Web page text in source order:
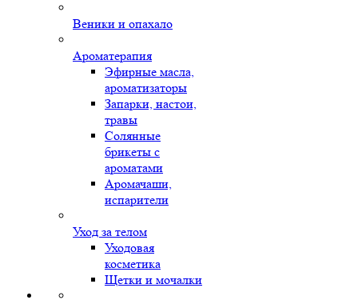
Веники и опахало
Ароматерапия
Эфирные масла,
ароматизаторы
Запарки, настои,
травы
Солянные
брикеты с
ароматами
Аромачаши,
испарители
Уход за телом
Уходовая
косметика
Щетки и мочалки